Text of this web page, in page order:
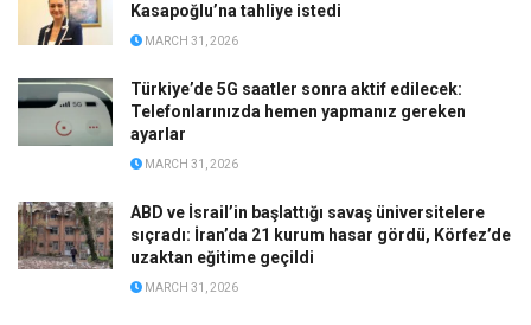
Kasapoğlu’na tahliye istedi
MARCH 31, 2026
Türkiye’de 5G saatler sonra aktif edilecek:
Telefonlarınızda hemen yapmanız gereken
ayarlar
MARCH 31, 2026
ABD ve İsrail’in başlattığı savaş üniversitelere
sıçradı: İran’da 21 kurum hasar gördü, Körfez’de
uzaktan eğitime geçildi
MARCH 31, 2026